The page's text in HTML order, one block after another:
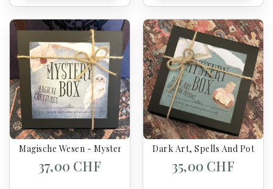
Magische Wesen - Mystery Box Harry Potter
37,00 CHF
Dark Art, Spells And
35,00 CHF